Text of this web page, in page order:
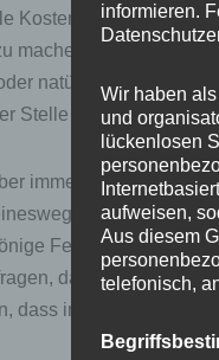
Kosten
machen. Man kann ein
natürlich zur
Stelle sparen. Es ist
immer häufiger
nur eine
Feuerwerke in
das öfters für
dass immer öfter auch
informieren.
Wir haben
und
lückenlosen
aufweisen,
Aus diesem
telefonisch,